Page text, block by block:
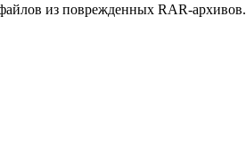
из поврежденных RAR-архивов.